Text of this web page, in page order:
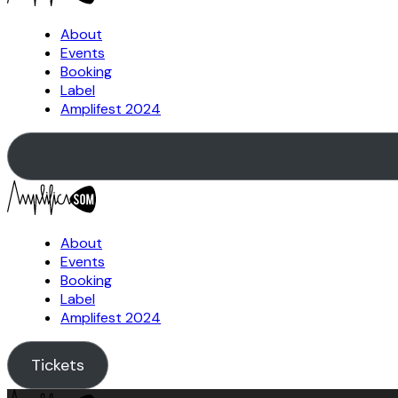
About
Events
Booking
Label
Amplifest 2024
About
Events
Booking
Label
Amplifest 2024
Tickets